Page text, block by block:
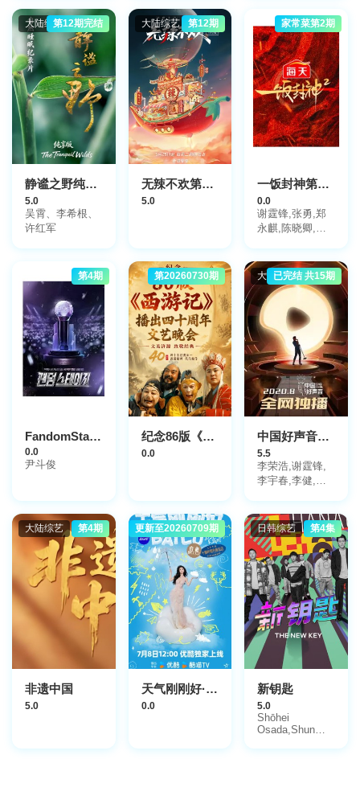
大陆综艺第12期完结
静谧之野纯享版
5.0
吴霄、李希根、
许红军
大陆综艺 第12期
无辣不欢第2季
5.0
家常菜第2期
一饭封神第2季
0.0
谢霆锋,张勇,郑
永麒,陈晓卿,李
第4期
FandomStage
0.0
尹斗俊
第20260730期
纪念86版《西游记》播出四十周年文艺晚会
0.0
大陆综艺
已完结 共15期
中国好声音2020
5.5
李荣浩,谢霆锋,
李宇春,李健,伊
大陆综艺 第4期
非遗中国
5.0
更新至20260709期
天气刚刚好·白鹿十周年拾光音乐会
0.0
日韩综艺 第4集
新钥匙
5.0
Shōhei
Osada,Shun